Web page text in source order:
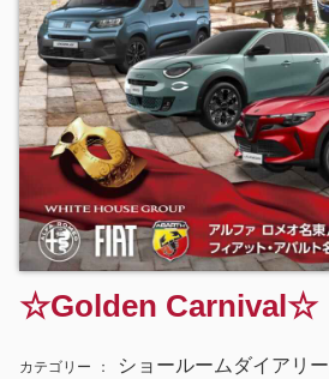
☆Golden Carnival☆
カテゴリー ： ショールームダイアリー